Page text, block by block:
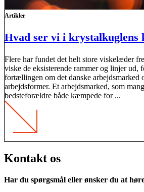
Artikler
Hvad ser vi i krystalkuglens
Flere har fundet det helt store viskelæder
viske de eksisterende rammer og linjer ud,
fortællingen om det danske arbejdsmarked
arbejdsformer. Et arbejdsmarked, som
bedsteforældre både kæmpede for ...
Kontakt os
Har du spørgsmål eller ønsker du at